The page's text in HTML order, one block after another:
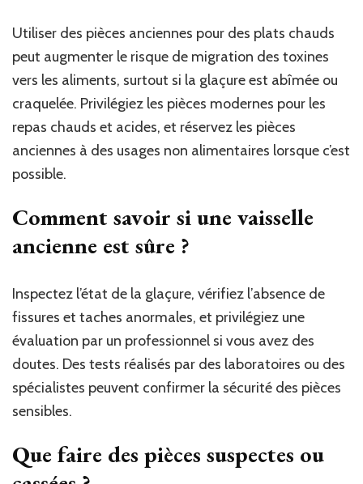
Utiliser des pièces anciennes pour des plats chauds
peut augmenter le risque de migration des toxines
vers les aliments, surtout si la glaçure est abîmée ou
craquelée. Privilégiez les pièces modernes pour les
repas chauds et acides, et réservez les pièces
anciennes à des usages non alimentaires lorsque c’est
possible.
Comment savoir si une vaisselle
ancienne est sûre ?
Inspectez l’état de la glaçure, vérifiez l’absence de
fissures et taches anormales, et privilégiez une
évaluation par un professionnel si vous avez des
doutes. Des tests réalisés par des laboratoires ou des
spécialistes peuvent confirmer la sécurité des pièces
sensibles.
Que faire des pièces suspectes ou